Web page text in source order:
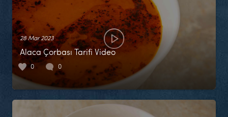
28 Mar 2023
Alaca Çorbası Tarifi Video
0 0